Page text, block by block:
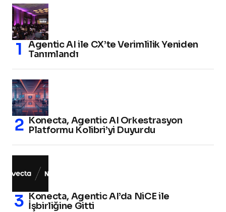
Agentic AI ile CX’te Verimlilik Yeniden
Tanımlandı
Konecta, Agentic AI Orkestrasyon
Platformu Kolibri’yi Duyurdu
Konecta, Agentic AI’da NiCE ile
İşbirliğine Gitti